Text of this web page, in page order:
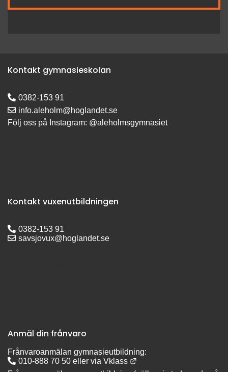
Kontakt gymnasieskolan
0382-153 91
info.aleholm@hoglandet.se
Följ oss på Instagram: @aleholmsgymnasiet
Kontakt vuxenutbildningen
0382-153 91
savsjovux@hoglandet.se
Anmäl din frånvaro
Frånvaroanmälan gymnasieutbildning:
010-888 70 50 eller via Vklass